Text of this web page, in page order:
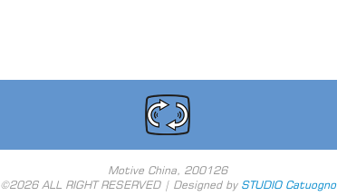
Motive China, 200126
©2026 ALL RIGHT RESERVED | Designed by STUDIO Catuogno